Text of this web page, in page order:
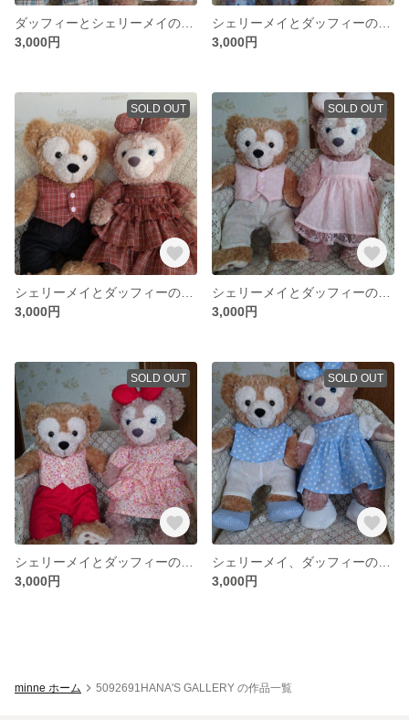
3,000円
3,000円
SOLD OUT
3,000円
SOLD OUT
3,000円
SOLD OUT
3,000円
SOLD OUT
3,000円
minne ホーム 5092691HANA'S GALLERY の作品一覧